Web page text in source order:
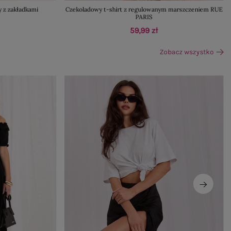
zakładkami
Czekoladowy t-shirt z regulowanym marszczeniem RUE
PARIS
59,99 zł
Zobacz wszystko